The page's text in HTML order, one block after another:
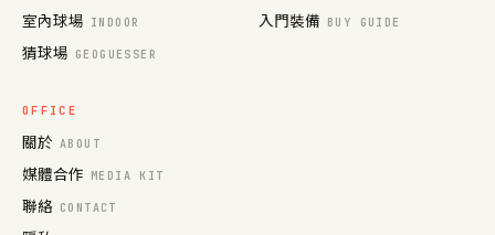
室內球場 INDOOR
猜球場 GEOGUESSER
入門裝備 BUY GUIDE
OFFICE
關於 ABOUT
媒體合作 MEDIA KIT
聯絡 CONTACT